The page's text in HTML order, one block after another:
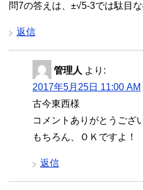
問7の答えは、±√5-3では駄目
返信
管理人 より:
2017年5月25日 11:00 AM
古今東西様
コメントありがとうござ
もちろん、ＯＫですよ！
返信